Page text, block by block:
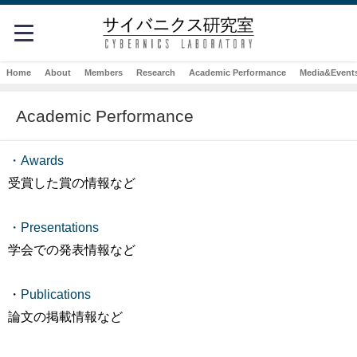
Home About Members Research Academic Performance
Academic Performance
・Awards
受賞した賞の情報など
・Presentations
学会での発表情報など
・ Publications
論文の掲載情報など